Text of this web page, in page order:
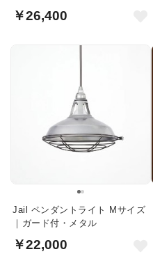
￥26,400
Jail ペンダントライト Mサイズ
｜ガード付・メタル
￥22,000